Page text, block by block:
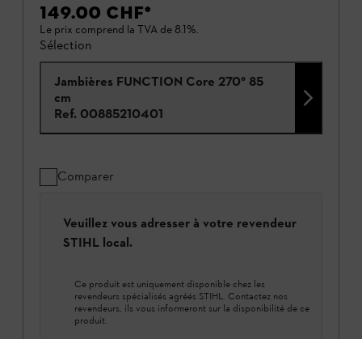
149.00 CHF*
Le prix comprend la TVA de 8.1%.
Sélection
Jambières FUNCTION Core 270° 85
cm
Ref. 00885210401
Comparer
Veuillez vous adresser à votre revendeur
STIHL local.
Ce produit est uniquement disponible chez les
revendeurs spécialisés agréés STIHL. Contactez nos
revendeurs, ils vous informeront sur la disponibilité de ce
produit.